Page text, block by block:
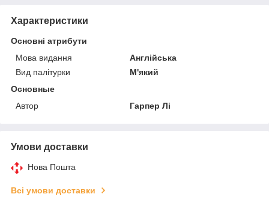
Характеристики
Основні атрибути
Мова видання
Англійська
Вид палітурки
М'який
Основные
Автор
Гарпер Лі
Умови доставки
Нова Пошта
Всі умови доставки